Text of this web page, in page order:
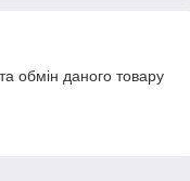
обмін даного товару